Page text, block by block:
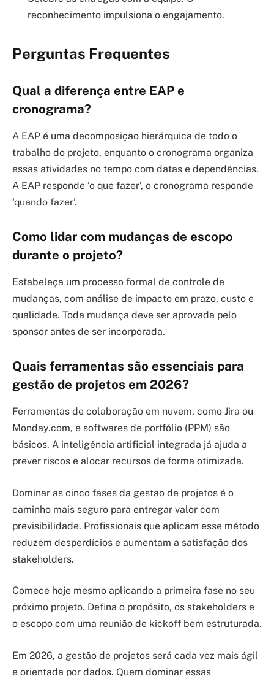
reconhecimento impulsiona o engajamento.
Perguntas Frequentes
Qual a diferença entre EAP e
cronograma?
A EAP é uma decomposição hierárquica de todo o
trabalho do projeto, enquanto o cronograma organiza
essas atividades no tempo com datas e dependências.
A EAP responde ‘o que fazer’, o cronograma responde
‘quando fazer’.
Como lidar com mudanças de escopo
durante o projeto?
Estabeleça um processo formal de controle de
mudanças, com análise de impacto em prazo, custo e
qualidade. Toda mudança deve ser aprovada pelo
sponsor antes de ser incorporada.
Quais ferramentas são essenciais para
gestão de projetos em 2026?
Ferramentas de colaboração em nuvem, como Jira ou
Monday.com, e softwares de portfólio (PPM) são
básicos. A inteligência artificial integrada já ajuda a
prever riscos e alocar recursos de forma otimizada.
Dominar as cinco fases da gestão de projetos é o
caminho mais seguro para entregar valor com
previsibilidade. Profissionais que aplicam esse método
reduzem desperdícios e aumentam a satisfação dos
stakeholders.
Comece hoje mesmo aplicando a primeira fase no seu
próximo projeto. Defina o propósito, os stakeholders e
o escopo com uma reunião de kickoff bem estruturada.
Em 2026, a gestão de projetos será cada vez mais ágil
e orientada por dados. Quem dominar essas